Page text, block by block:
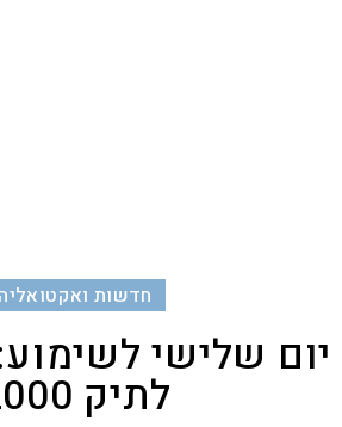
חדשות ואקטואליה
יום שלישי
לתיק 2000